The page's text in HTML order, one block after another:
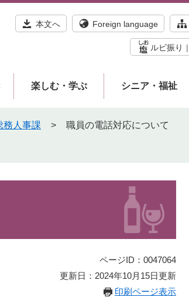
本文へ Foreign language
ルビ振り
楽しむ・学ぶ シニア・福祉
務人事課 > 職員の電話対応について
ページID：0047064
更新日：2024年10月15日更新
印刷ページ表示